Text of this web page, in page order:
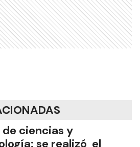
de ciencias y
se realizó el